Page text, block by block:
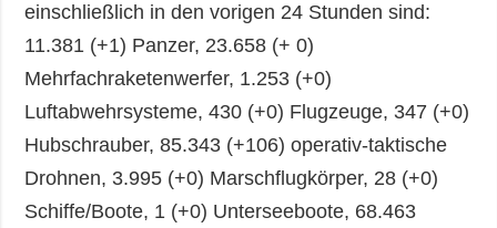
einschließlich in den vorigen 24 Stunden sind:
11.381 (+1) Panzer, 23.658 (+ 0)
Mehrfachraketenwerfer, 1.253 (+0)
Luftabwehrsysteme, 430 (+0) Flugzeuge, 347 (+0)
Hubschrauber, 85.343 (+106) operativ-taktische
Drohnen, 3.995 (+0) Marschflugkörper, 28 (+0)
Schiffe/Boote, 1 (+0) Unterseeboote, 68.463